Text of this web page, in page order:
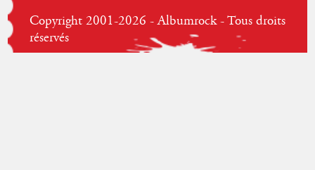
Copyright 2001-2026 - Albumrock - Tous droits
réservés